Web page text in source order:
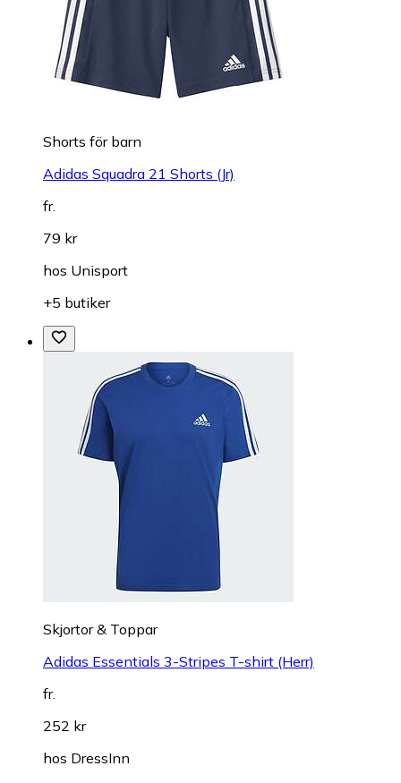
Shorts för barn
Adidas Squadra 21 Shorts (Jr)
fr.
79 kr
hos Unisport
+5 butiker
Skjortor & Toppar
Adidas Essentials 3-Stripes T-shirt (Herr)
fr.
252 kr
hos DressInn